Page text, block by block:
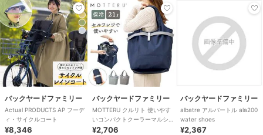
バックヤードファミリー
Actual PRODUCTS AP フーデ
ィ・サイクルコート
¥8,346
バックヤードファミリー
MOTTERU クルリト 使いやす
いコンパクトクーラーマルシェ
バッグ
¥2,706
バックヤードファミリー
albatre アルバートル ala200
water shoes
¥2,367